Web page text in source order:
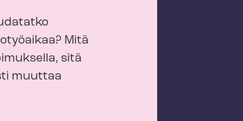
Mitä
sitä
muuttaa